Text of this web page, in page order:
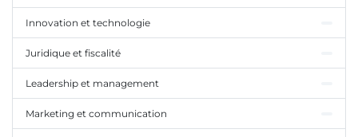
Innovation et technologie
Juridique et fiscalité
Leadership et management
Marketing et communication